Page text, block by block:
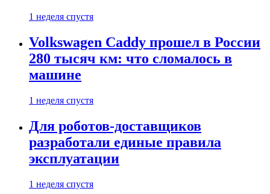
1 неделя спустя
Volkswagen Caddy прошел в России
280 тысяч км: что сломалось в
машине
1 неделя спустя
Для роботов-доставщиков
разработали единые правила
эксплуатации
1 неделя спустя